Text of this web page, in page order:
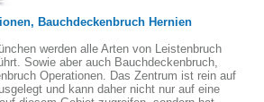
Bauchdeckenbruch Hernien
werden alle Arten von Leistenbruch
Sowie aber auch Bauchdeckenbruch,
Operationen. Das Zentrum ist rein auf
und kann daher nicht nur auf eine